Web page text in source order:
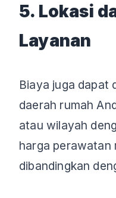
5. Lokasi
Layanan
Biaya juga dapat
daerah rumah
atau wilayah
harga perawatan
dibandingkan